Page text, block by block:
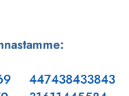
447438433843